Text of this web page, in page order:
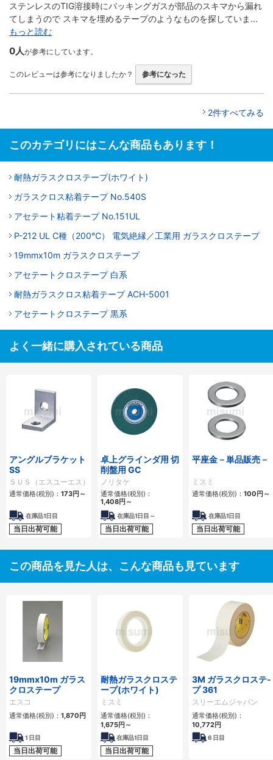
ステンレスのTIG溶接時にバッキングガスが部品のスキマから漏れ
てしまうので スキマを埋めるテープのようなものを探していま...
もっと読む
0人が参考にしています。
このレビューは参考になりましたか？ 参考になった
2件すべてみる
このカテゴリにはこんな商品もあります！
耐熱ガラスクロステープ(ホワイト)
ガラスクロス粘着テープ No.540S
アセテート粘着テープ No.151UL
P-212 UL C種（200℃） 電気絶縁／工業用 ガラスクロステープ
19mmx10m ガラスクロステープ
アセテートクロステープ 白系
耐熱ガラスクロス粘着テープ ACH-5001
アセテートクロステープ 黒系
よく一緒に購入されている商品
アングルブラケット
SS
ＳＵＳ（エスユーエス）
通常価格(税別)： 173円 ～
在庫品1日目
当日出荷可能
卓上グラインダ用 切
削盤用 GC
ノリタケ
通常価格(税別)：
1,408円 ～
在庫品1日目～
当日出荷可能
平座金－単品販売－
ミスミ
通常価格(税別)： 100 円 ～
在庫品1日目
当日出荷可能
この商品を見た人は、こんな商品も見ています
19mmx10m ガラス
クロステープ
エスコ
通常価格(税別)： 1,870 円
1 日目
当日出荷可能
耐熱ガラスクロステ
ープ(ホワイト)
ミスミ
通常価格(税別)：
1,675円 ～
在庫品1日目
当日出荷可能
3M ガラスクロステ-
プ 361
スリーエムジャパン
通常価格(税別)：
10,772円
6 日目